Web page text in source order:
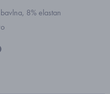
8% elastan